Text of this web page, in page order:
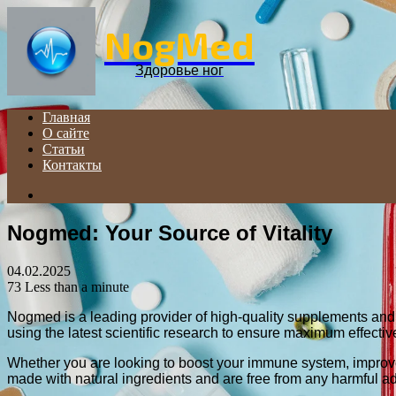
NogMed
Здоровье ног
Главная
О сайте
Статьи
Контакты
for
Nogmed: Your Source of Vitality
04.02.2025
73 Less than a minute
Nogmed is a leading provider of high-quality supplements
using the latest scientific research to ensure maximum
Whether you are looking to boost your immune system,
made with natural ingredients and are free from any harmful